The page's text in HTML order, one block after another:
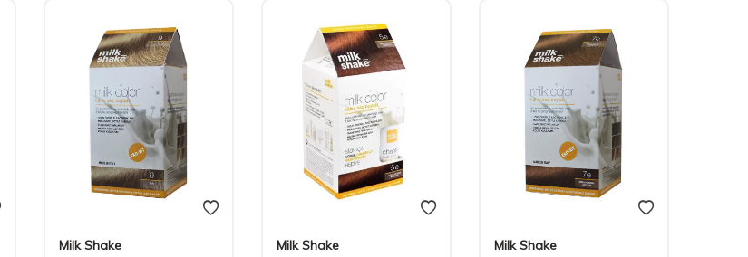
Milk Shake
Milk Shake
Milk Shake